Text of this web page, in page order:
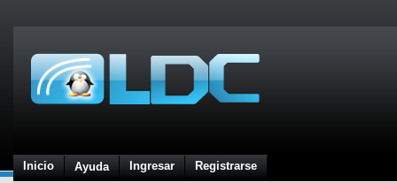
Inicio Ayuda Ingresar Registrarse